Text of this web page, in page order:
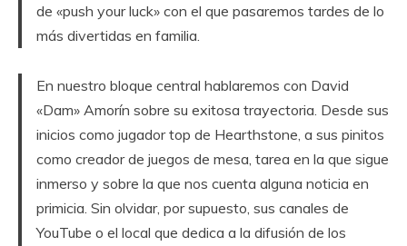
de «push your luck» con el que pasaremos tardes de lo
más divertidas en familia.
En nuestro bloque central hablaremos con David
«Dam» Amorín sobre su exitosa trayectoria. Desde sus
inicios como jugador top de Hearthstone, a sus pinitos
como creador de juegos de mesa, tarea en la que sigue
inmerso y sobre la que nos cuenta alguna noticia en
primicia. Sin olvidar, por supuesto, sus canales de
YouTube o el local que dedica a la difusión de los